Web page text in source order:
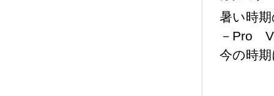
暑い時
－Pro
今の時